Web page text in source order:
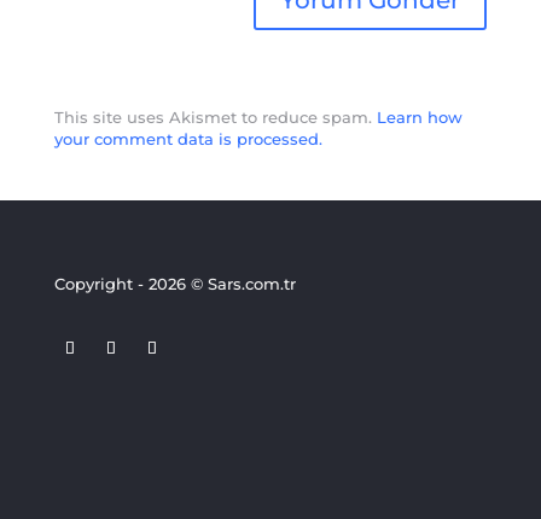
This site uses Akismet to reduce spam. Learn how
your comment data is processed.
Copyright - 2026 © Sars.com.tr